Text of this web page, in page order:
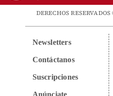
DERECHOS
Newsletters
Contáctanos
Suscripciones